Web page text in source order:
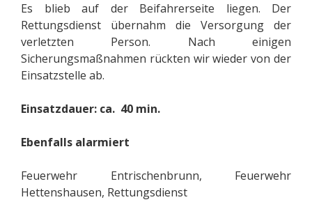
Es blieb auf der Beifahrerseite liegen. Der
Rettungsdienst übernahm die Versorgung der
verletzten Person. Nach einigen
Sicherungsmaßnahmen rückten wir wieder von der
Einsatzstelle ab.
Einsatzdauer: ca. 40 min.
Ebenfalls alarmiert
Feuerwehr Entrischenbrunn, Feuerwehr
Hettenshausen, Rettungsdienst